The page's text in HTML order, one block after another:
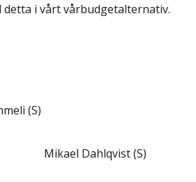
i vårt vårbudgetalternativ.
(S)
Mikael Dahlqvist (S)